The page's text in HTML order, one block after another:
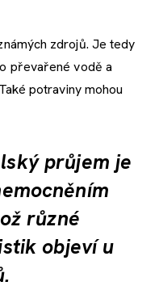
zdrojů. Je tedy
převařené vodě a
potraviny mohou
průjem je
různé
objeví u